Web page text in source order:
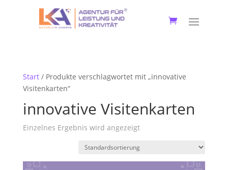
Start/ Produkte verschlagwortet mit „innovative
Visitenkarten“
innovative Visitenkarten
Einzelnes Ergebnis wird angezeigt